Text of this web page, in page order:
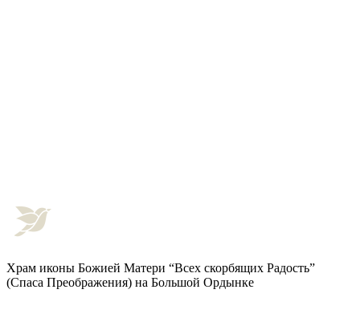
Храм иконы Божией Матери “Всех скорбящих Радость”
(Спаса Преображения) на Большой Ордынке